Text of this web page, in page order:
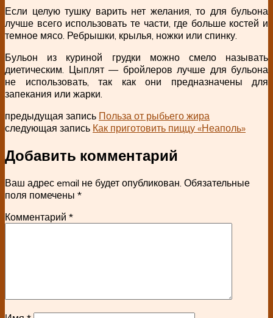
Если целую тушку варить нет желания, то для бульона
лучше всего использовать те части, где больше костей и
темное мясо. Ребрышки, крылья, ножки или спинку.
Бульон из куриной грудки можно смело называть
диетическим. Цыплят — бройлеров лучше для бульона
не использовать, так как они предназначены для
запекания или жарки.
предыдущая запись Польза от рыбьего жира
следующая запись Как приготовить пиццу «Неаполь»
Добавить комментарий
Ваш адрес email не будет опубликован. Обязательные
поля помечены *
Комментарий *